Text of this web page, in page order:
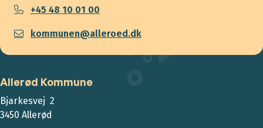
+45 48 10 01 00
kommunen@alleroed.dk
Allerød Kommune
Bjarkesvej 2
3450 Allerød